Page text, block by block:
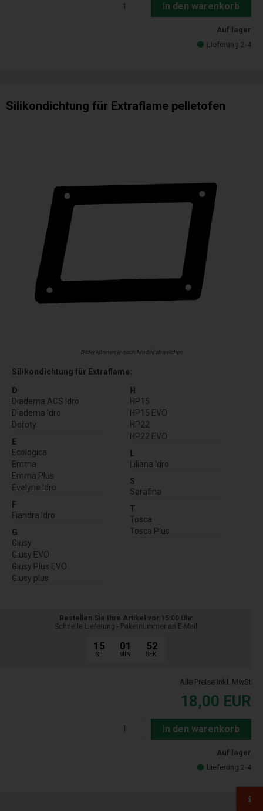
In den warenkorb
Auf lager
Lieferung 2-4
Silikondichtung für Extraflame pelletofen
Bilder können je nach Modell abweichen
Silikondichtung für Extraflame:
D
Diadema ACS Idro
Diadema Idro
Doroty
E
Ecologica
Emma
Emma Plus
Evelyne Idro
F
Fiandra Idro
G
Giusy
Giusy EVO
Giusy Plus EVO
Giusy plus
H
HP15
HP15 EVO
HP22
HP22 EVO
L
Liliana Idro
S
Serafina
T
Tosca
Tosca Plus
Bestellen Sie Ihre Artikel vor 15:00 Uhr
Schnelle Lieferung - Paketnummer an E-Mail
15
ST.
01
MIN.
51
SEK.
Alle Preise inkl. MwSt
18,00 EUR
In den warenkorb
Auf lager
Lieferung 2-4